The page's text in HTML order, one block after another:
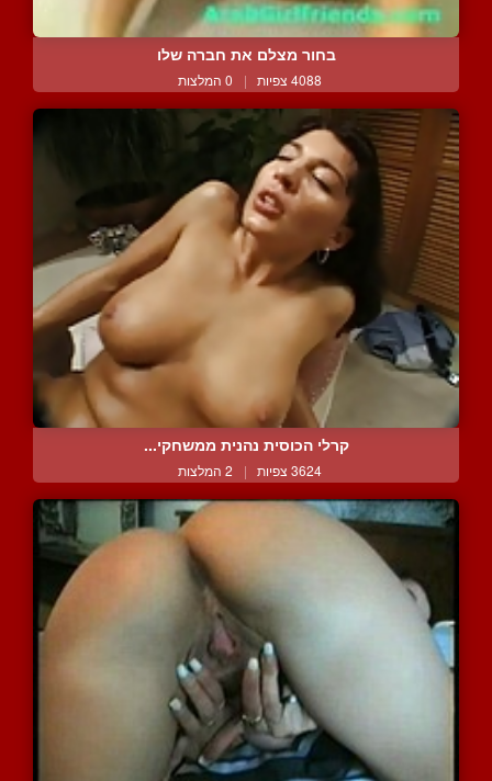
בחור מצלם את חברה שלו
4088 צפיות | 0 המלצות
קרלי הכוסית נהנית ממשחקי...
3624 צפיות | 2 המלצות